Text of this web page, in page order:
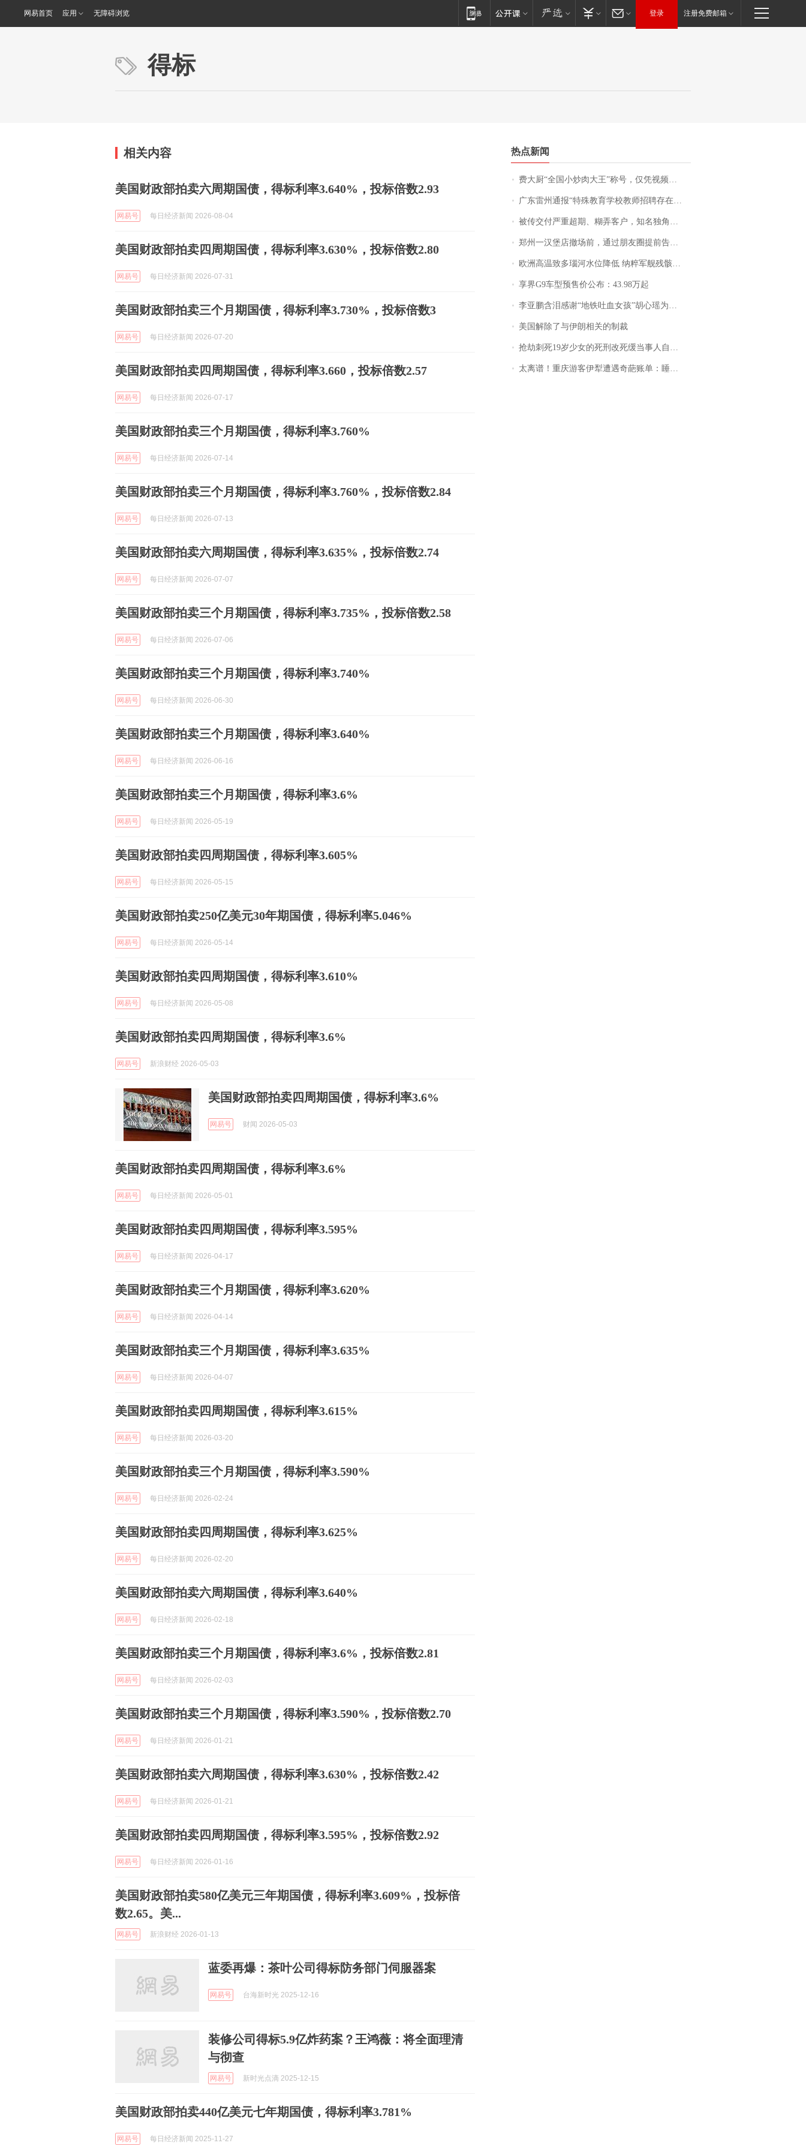
网易首页 应用 无障碍浏览 登录 注册免费邮箱
得标
相关内容
美国财政部拍卖六周期国债，得标利率3.640%，投标倍数2.93
网易号 每日经济新闻 2026-08-04
美国财政部拍卖四周期国债，得标利率3.630%，投标倍数2.80
网易号 每日经济新闻 2026-07-31
美国财政部拍卖三个月期国债，得标利率3.730%，投标倍数3
网易号 每日经济新闻 2026-07-20
美国财政部拍卖四周期国债，得标利率3.660，投标倍数2.57
网易号 每日经济新闻 2026-07-17
美国财政部拍卖三个月期国债，得标利率3.760%
网易号 每日经济新闻 2026-07-14
美国财政部拍卖三个月期国债，得标利率3.760%，投标倍数2.84
网易号 每日经济新闻 2026-07-13
美国财政部拍卖六周期国债，得标利率3.635%，投标倍数2.74
网易号 每日经济新闻 2026-07-07
美国财政部拍卖三个月期国债，得标利率3.735%，投标倍数2.58
网易号 每日经济新闻 2026-07-06
美国财政部拍卖三个月期国债，得标利率3.740%
网易号 每日经济新闻 2026-06-30
美国财政部拍卖三个月期国债，得标利率3.640%
网易号 每日经济新闻 2026-06-16
美国财政部拍卖三个月期国债，得标利率3.6%
网易号 每日经济新闻 2026-05-19
美国财政部拍卖四周期国债，得标利率3.605%
网易号 每日经济新闻 2026-05-15
美国财政部拍卖250亿美元30年期国债，得标利率5.046%
网易号 每日经济新闻 2026-05-14
美国财政部拍卖四周期国债，得标利率3.610%
网易号 每日经济新闻 2026-05-08
美国财政部拍卖四周期国债，得标利率3.6%
网易号 新浪财经 2026-05-03
美国财政部拍卖四周期国债，得标利率3.6%
网易号 财闻 2026-05-03
美国财政部拍卖四周期国债，得标利率3.6%
网易号 每日经济新闻 2026-05-01
美国财政部拍卖四周期国债，得标利率3.595%
网易号 每日经济新闻 2026-04-17
美国财政部拍卖三个月期国债，得标利率3.620%
网易号 每日经济新闻 2026-04-14
美国财政部拍卖三个月期国债，得标利率3.635%
网易号 每日经济新闻 2026-04-07
美国财政部拍卖四周期国债，得标利率3.615%
网易号 每日经济新闻 2026-03-20
美国财政部拍卖三个月期国债，得标利率3.590%
网易号 每日经济新闻 2026-02-24
美国财政部拍卖四周期国债，得标利率3.625%
网易号 每日经济新闻 2026-02-20
美国财政部拍卖六周期国债，得标利率3.640%
网易号 每日经济新闻 2026-02-18
美国财政部拍卖三个月期国债，得标利率3.6%，投标倍数2.81
网易号 每日经济新闻 2026-02-03
美国财政部拍卖三个月期国债，得标利率3.590%，投标倍数2.70
网易号 每日经济新闻 2026-01-21
美国财政部拍卖六周期国债，得标利率3.630%，投标倍数2.42
网易号 每日经济新闻 2026-01-21
美国财政部拍卖四周期国债，得标利率3.595%，投标倍数2.92
网易号 每日经济新闻 2026-01-16
美国财政部拍卖580亿美元三年期国债，得标利率3.609%，投标倍
数2.65。美...
网易号 新浪财经 2026-01-13
蓝委再爆：茶叶公司得标防务部门伺服器案
网易号 台海新时光 2025-12-16
装修公司得标5.9亿炸药案？王鸿薇：将全面理清
与彻查
网易号 新时光点滴 2025-12-15
美国财政部拍卖440亿美元七年期国债，得标利率3.781%
网易号 每日经济新闻 2025-11-27
热点新闻
费大厨“全国小炒肉大王”称号，仅凭视频评出？中国烹饪协会回应
广东雷州通报“特殊教育学校教师招聘存在违规行为”：已启动问责程序 副校长被停职
被传交付严重超期、糊弄客户，知名独角兽车企创始人回应：都没证据，将依法采取措施，“本人长期与美国交管局保持沟通，对方表示肯定”
郑州一汉堡店撤场前，通过朋友圈提前告知逐一退费，有顾客仅剩1元也全被退回，分文不少；顾客：言而有信，让人感动
欧洲高温致多瑙河水位降低 纳粹军舰残骸重见天日
享界G9车型预售价公布：43.98万起
李亚鹏含泪感谢“地铁吐血女孩”胡心瑶为嫣然天使捐99999元：这份捐赠太沉重，尊重其捐赠意愿，个人向胡心瑶和她的病友之家各捐赠99999元
美国解除了与伊朗相关的制裁
抢劫刺死19岁少女的死刑改死缓当事人自述：出狱11年间始终刻意躲避被害人家属
太离谱！重庆游客伊犁遭遇奇葩账单：睡自己车里，被酒店收了150元“住宿费”